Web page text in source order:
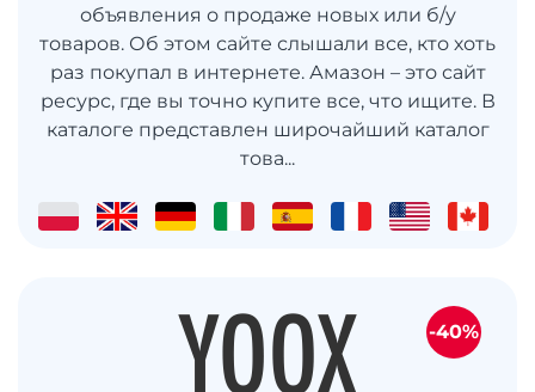
объявления о продаже новых или б/у
товаров. Об этом сайте слышали все, кто хоть
раз покупал в интернете. Амазон – это сайт
ресурс, где вы точно купите все, что ищите. В
каталоге представлен широчайший каталог
това...
-40%